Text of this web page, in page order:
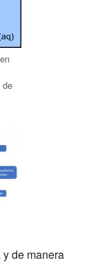
en
de
de manera